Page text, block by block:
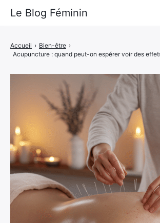
Accueil › Bien-être ›
Acupuncture : quand peut-on espérer voir des
Le Blog Féminin
Alimentation
Bien-être
Voyages
Déco & Maison
Amour